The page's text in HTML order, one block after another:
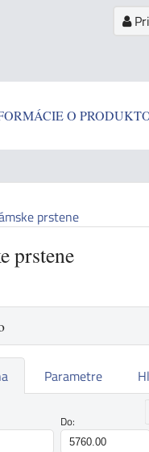
O
prstene
prstene
Parametre
Do: